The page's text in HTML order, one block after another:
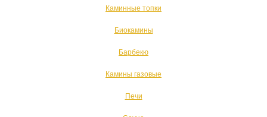
Каминные топки
Биокамины
Барбекю
Камины газовые
Печи